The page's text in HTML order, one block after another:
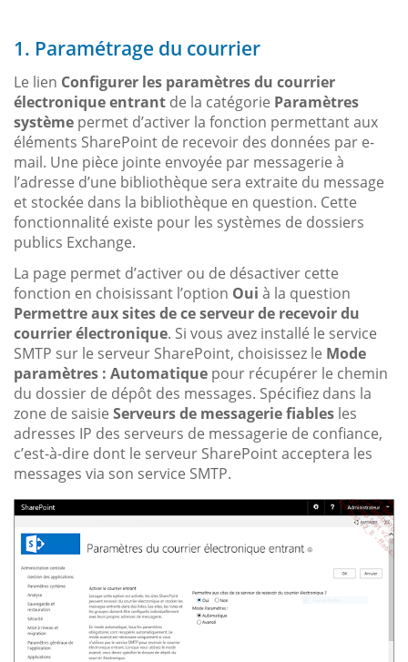
1. Paramétrage du courrier
Le lien Configurer les paramètres du courrier
électronique entrant de la catégorie Paramètres
système permet d’activer la fonction permettant aux
éléments SharePoint de recevoir des données par e-
mail. Une pièce jointe envoyée par messagerie à
l’adresse d’une bibliothèque sera extraite du message
et stockée dans la bibliothèque en question. Cette
fonctionnalité existe pour les systèmes de dossiers
publics Exchange.
La page permet d’activer ou de désactiver cette
fonction en choisissant l’option Oui à la question
Permettre aux sites de ce serveur de recevoir du
courrier électronique. Si vous avez installé le service
SMTP sur le serveur SharePoint, choisissez le Mode
paramètres : Automatique pour récupérer le chemin
du dossier de dépôt des messages. Spécifiez dans la
zone de saisie Serveurs de messagerie fiables les
adresses IP des serveurs de messagerie de confiance,
c’est-à-dire dont le serveur SharePoint acceptera les
messages via son service SMTP.